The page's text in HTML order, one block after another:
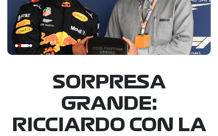
SORPRESA
GRANDE:
RICCIARDO CON LA